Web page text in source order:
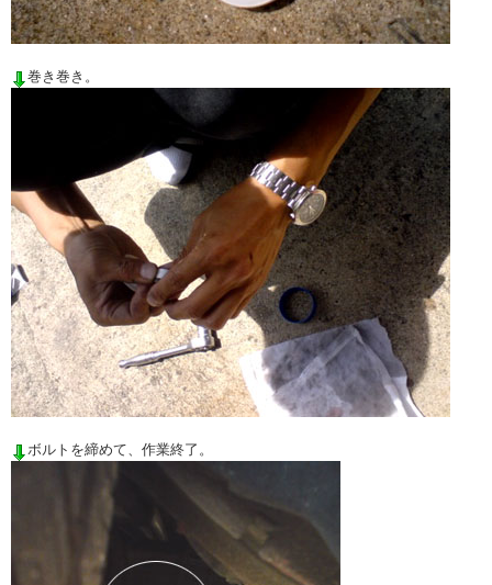
巻き巻き。
ボルトを締めて、作業終了。